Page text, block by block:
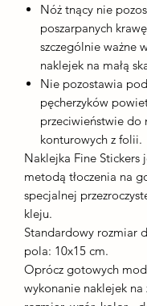
Nóż tnący nie
poszarpanych
szczególnie ważne
naklejek na małą
Nie pozostawia
pęcherzyków
przeciwieństwie do
konturowych z folii.
Naklejka Fine Stickers
metodą tłoczenia na
specjalnej
kleju.
Standardowy rozmiar
pola: 10x15 cm.
Oprócz gotowych
wykonanie naklejek